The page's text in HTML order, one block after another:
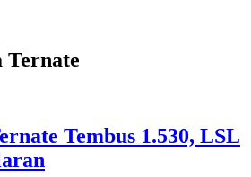
Tembus 1.530, LSL